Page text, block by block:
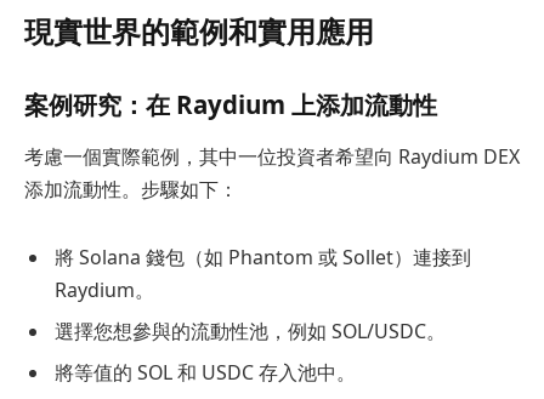
現實世界的範例和實用應用
案例研究：在 Raydium 上添加流動性
考慮一個實際範例，其中一位投資者希望向 Raydium DEX
添加流動性。步驟如下：
將 Solana 錢包（如 Phantom 或 Sollet）連接到
Raydium。
選擇您想參與的流動性池，例如 SOL/USDC。
將等值的 SOL 和 USDC 存入池中。